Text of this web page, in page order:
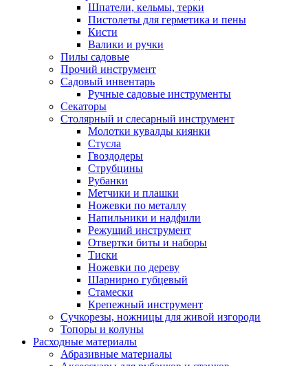
Шпатели, кельмы, терки
Пистолеты для герметика и пены
Кисти
Валики и ручки
Пилы садовые
Прочий инструмент
Садовый инвентарь
Ручные садовые инструменты
Секаторы
Столярный и слесарный инструмент
Молотки кувалды киянки
Стусла
Гвоздодеры
Струбцины
Рубанки
Метчики и плашки
Ножевки по металлу
Напильники и надфили
Режущий инструмент
Отвертки биты и наборы
Тиски
Ножевки по дереву
Шарнирно губцевый
Стамески
Крепежный инструмент
Сучкорезы, ножницы для живой изгороди
Топоры и колуны
Расходные материалы
Абразивные материалы